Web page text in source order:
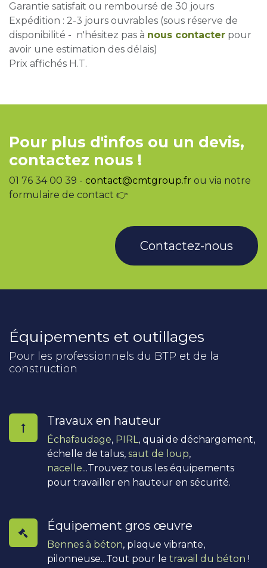
Garantie satisfait ou remboursé de 30 jours
Expédition : 2-3 jours ouvrables (sous réserve de
disponibilité - n'hésitez pas à nous contacter pour
avoir une estimation des délais)
Prix affichés H.T.
Pour plus d'infos ou un devis,
contactez nous !
01 76 34 00 39 - contact@cmtgroup.fr ou via notre
formulaire de contact 👉
Contactez-nous
Équipements et outillages
Pour les professionnels du BTP et de la
construction
Travaux en hauteur
Échafaudage, PIRL, quai de déchargement,
échelle de talus, saut de loup,
nacelle...Trouvez tous les équipements
pour travailler en hauteur en sécurité.
Équipement gros œuvre
Bennes à béton, plaque vibrante,
pilonneuse...Tout pour le travail du béton !